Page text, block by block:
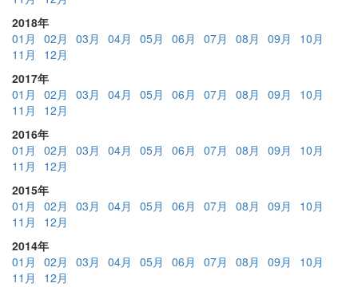
2018年
01月
02月 03月 04月 05月 06月 07月 08月 09月
10月
11月
12月
2017年
01月
02月 03月 04月 05月 06月 07月 08月 09月
10月
11月
12月
2016年
01月
02月 03月 04月 05月 06月 07月 08月 09月
10月
11月
12月
2015年
01月
02月 03月 04月 05月 06月 07月 08月 09月
10月
11月
12月
2014年
01月
02月 03月 04月 05月 06月 07月 08月 09月
10月
11月
12月